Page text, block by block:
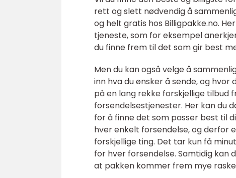
rett og slett nødvendig å
og helt gratis hos Billigpakke.no.
tjeneste, som for eksempel
du finne frem til det som gir best
Men du kan også velge å
inn hva du ønsker å sende, og
på en lang rekke forskjellige tilbud
forsendelsestjenester. Her kan du
for å finne det som passer best til
hver enkelt forsendelse, og derfor
forskjellige ting. Det tar kun få
for hver forsendelse. Samtidig kan
at pakken kommer frem mye